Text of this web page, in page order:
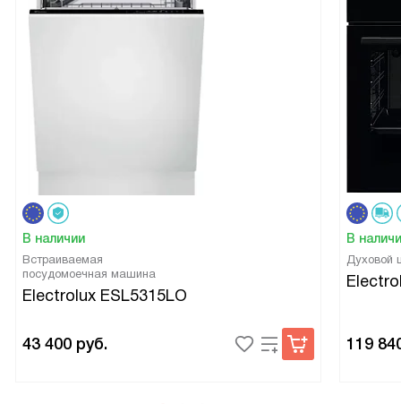
В наличии
Встраиваемая
посудомоечная машина
Electrolux ESL5315LO
43 400 руб.
В
Духовой
119